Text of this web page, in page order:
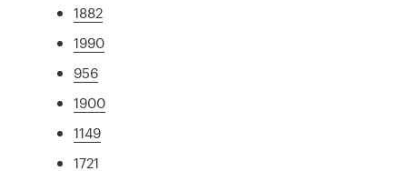
1882
1990
956
1900
1149
1721